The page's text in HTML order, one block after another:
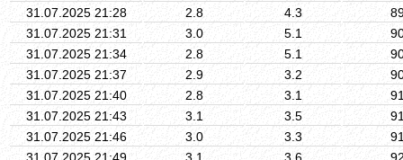
31.07.2025 21:28
2.8 4.3
31.07.2025 21:31
3.0 5.1
31.07.2025 21:34
2.8 5.1
31.07.2025 21:37
2.9 3.2
31.07.2025 21:40
2.8 3.1
31.07.2025 21:43
3.1 3.5
31.07.2025 21:46
3.0 3.3
31.07.2025 21:49
3.1 3.6